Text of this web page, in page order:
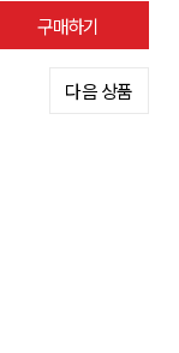
다음 상품